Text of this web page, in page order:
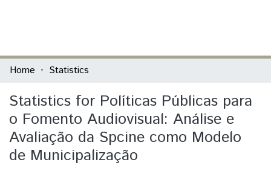
Communities & Collections
All of DSpace
Home Statistics
Statistics for Políticas Públicas para
o Fomento Audiovisual: Análise e
Avaliação da Spcine como Modelo
de Municipalização